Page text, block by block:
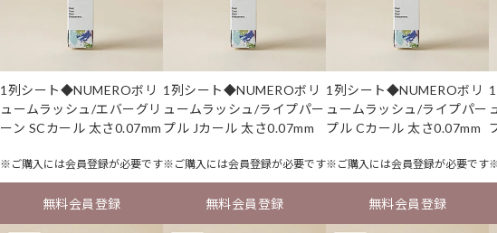
1列シート◆NUMEROボリ
ュームラッシュ/エバーグリ
ーン SCカール 太さ0.07mm
※ご購入には会員登録が必要です
無料会員登録
1列シート◆NUMEROボリ
ュームラッシュ/ライプパー
プル Jカール 太さ0.07mm
※ご購入には会員登録が必要です
無料会員登録
1列シート◆NUMEROボリ
ュームラッシュ/ライプパー
プル Cカール 太さ0.07mm
※ご購入には会員登録が必要です
無料会員登録